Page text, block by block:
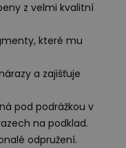
z velmi kvalitní
které mu
a zajišťuje
pod podrážkou v
na podklad.
odpružení.